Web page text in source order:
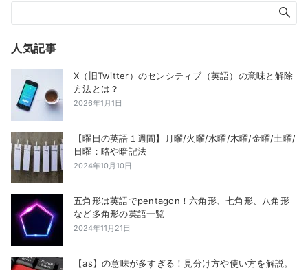
人気記事
X（旧Twitter）のセンシティブ（英語）の意味と解除
方法とは？
2026年1月1日
【曜日の英語１週間】月曜/火曜/水曜/木曜/金曜/土曜/
日曜：略や暗記法
2024年10月10日
五角形は英語でpentagon！六角形、七角形、八角形
など多角形の英語一覧
2024年11月21日
【as】の意味が多すぎる！見分け方や使い方を解説。